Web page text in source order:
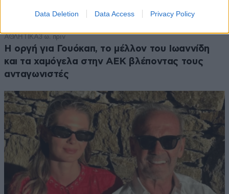
Data Deletion Data Access Privacy Policy
ΑΘΛΗΤΙΚΑ3 ω. πριν
Η οργή για Γουόκαπ, το μέλλον του Ιωαννίδη
και τα χαμόγελα στην ΑΕΚ βλέποντας τους
ανταγωνιστές